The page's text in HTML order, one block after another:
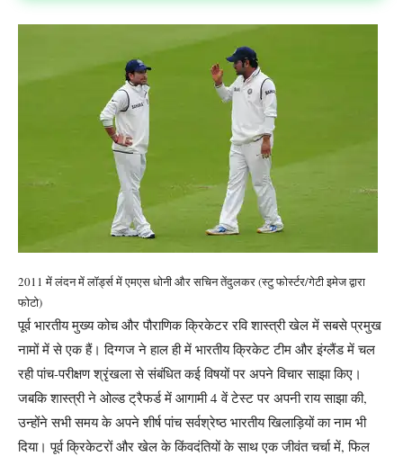
2011 में लंदन में लॉर्ड्स में एमएस धोनी और सचिन तेंदुलकर (स्टु फोर्स्टर/गेटी इमेज द्वारा
फोटो)
पूर्व भारतीय मुख्य कोच और पौराणिक क्रिकेटर रवि शास्त्री खेल में सबसे प्रमुख
नामों में से एक हैं। दिग्गज ने हाल ही में भारतीय क्रिकेट टीम और इंग्लैंड में चल
रही पांच-परीक्षण श्रृंखला से संबंधित कई विषयों पर अपने विचार साझा किए।
जबकि शास्त्री ने ओल्ड ट्रैफर्ड में आगामी 4 वें टेस्ट पर अपनी राय साझा की,
उन्होंने सभी समय के अपने शीर्ष पांच सर्वश्रेष्ठ भारतीय खिलाड़ियों का नाम भी
दिया। पूर्व क्रिकेटरों और खेल के किंवदंतियों के साथ एक जीवंत चर्चा में, फिल